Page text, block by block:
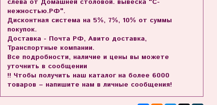
нежностью.РФ".
Дисконтная система на 5%, 7%, 10% от суммы
покупок.
Доставка - Почта РФ, Авито доставка,
Транспортные компании.
Все подробности, наличие и цены вы можете
уточнить в сообщении
!! Чтобы получить наш каталог на более 6000
товаров – напишите нам в личные сообщения!